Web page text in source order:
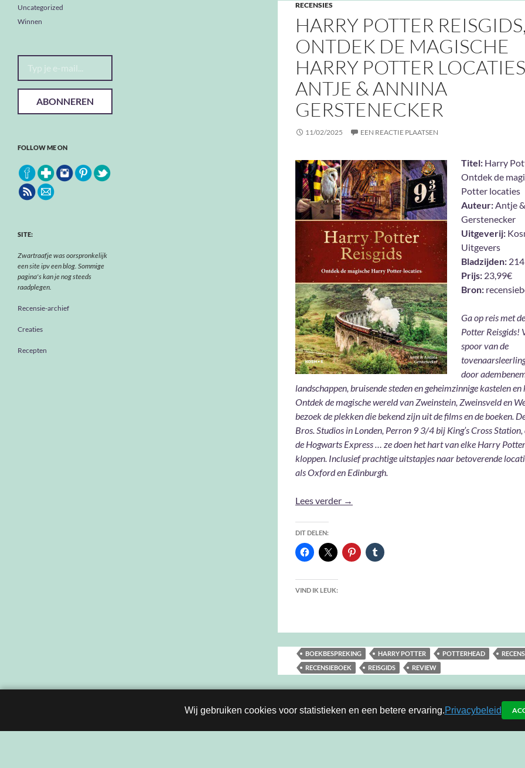
RECENSIES
HARRY POTTER REISGIDS,
ONTDEK DE MAGISCHE
HARRY POTTER
ANTJE & ANNINA
GERSTENECKER
11/02/2025 EEN REACTIE PLAATSEN
Titel: Harry
Ontdek de
Potter locaties
Auteur:Antje
Gerstenecker
Uitgeverij:
Uitgevers
Bladzijden: 214
Prijs: 23,99€
Bron:
Ga op reis met
Potter Reisgids!
spoor van de
door
landschappen, bruisende steden en geheimzinnige kastelen en
Ontdek de magische wereld van Zweinstein, Zweinsveld en
bezoek de plekken die bekend zijn uit de films en de boeken.
Bros. Studios in Londen, Perron 9 3/4 bij King’s Cross
de Hogwarts Express … ze doen het hart van elke Harry
kloppen. Inclusief prachtige uitstapjes naar betoverende
als Oxford en Edinburgh.
Lees verder Harry Potter Reisgids, ontdek de magische
→
DIT DELEN:
VIND IK LEUK:
BOEKBESPREKING HARRY POTTER POTTERHEAD
RECENSIEBOEK
REISGIDS REVIEW
Uncategorized
Winnen
Typ je e-mail...
ABONNEREN
FOLLOW ME ON
SITE:
Zwartraafje was oorspronkelijk
een site ipv een blog. Sommige
pagina's kan je nog steeds
raadplegen.
Recensie-archief
Creaties
Recepten
Wij gebruiken cookies voor statistieken en een betere ervaring.Privacybeleid